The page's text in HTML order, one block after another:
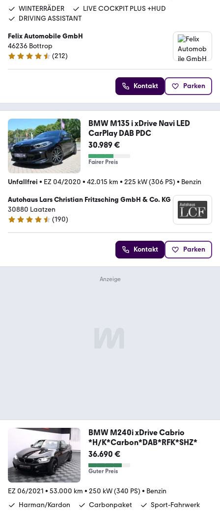
WINTERRÄDER
LIVE COCKPIT PLUS +HUD
DRIVING ASSISTANT
Felix Automobile GmbH
46236 Bottrop
4.5 Sterne
(212)
Kontakt Parken
BMW M135 i xDrive Navi LED
CarPlay DAB PDC
30.989 €
Fairer Preis
Unfallfrei • EZ 04/2020 • 42.015 km • 225 kW (306 PS) • Benzin
Autohaus Lars Christian Fritzsching GmbH & Co. KG
30880 Laatzen
4.4 Sterne
(190)
Kontakt Parken
BMW M240i xDrive Cabrio
*H/K*Carbon*DAB*RFK*SHZ*
36.690 €
Guter Preis
EZ 06/2021 • 53.000 km • 250 kW (340 PS) • Benzin
Harman/Kardon
Carbonpaket Sport-Fahrwerk